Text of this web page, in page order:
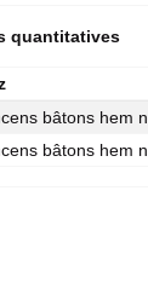
quantitatives
bâtons hem
bâtons hem